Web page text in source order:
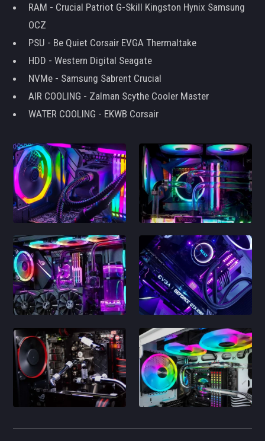
RAM - Crucial Patriot G-Skill Kingston Hynix Samsung
OCZ
PSU - Be Quiet Corsair EVGA Thermaltake
HDD - Western Digital Seagate
NVMe - Samsung Sabrent Crucial
AIR COOLING - Zalman Scythe Cooler Master
WATER COOLING - EKWB Corsair